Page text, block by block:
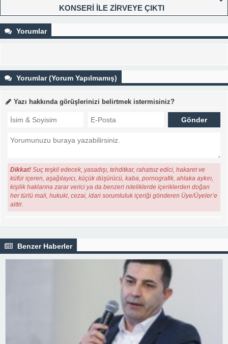
KONSERİ İLE ZİRVEYE ÇIKTI
Yorumlar
Yorumlar (Yorum Yapılmamış)
Yazı hakkında görüşlerinizi belirtmek istermisiniz?
Dikkat! Suç teşkil edecek, yasadışı, tehditkar, rahatsız edici, hakaret ve
küfür içeren, aşağılayıcı, küçük düşürücü, kaba, pornografik, ahlaka aykırı,
kişilik haklarına zarar verici ya da benzeri niteliklerde içeriklerden doğan
her türlü mali, hukuki, cezai, idari sorumluluk içeriği gönderen Üye/Üyeler’e
aittir.
Benzer Haberler